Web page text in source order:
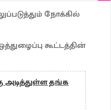
நோக்கில்
கூட்டத்தின்
அடித்துள்ள தங்க